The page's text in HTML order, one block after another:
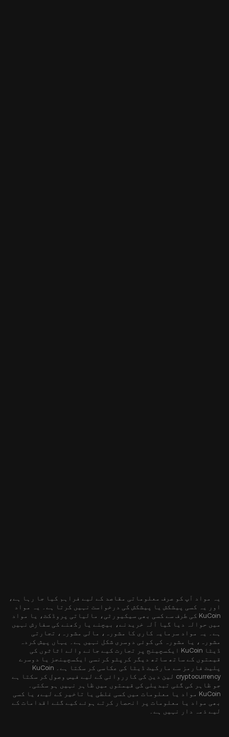
یہ مواد آپ کو صرف معلوماتی مقاصد کے لیے فراہم کیا جا رہا ہے،
اور یہ کسی پیشکش یا پیشکش کی درخواست نہیں کرتا ہے۔ یہ مواد
KuCoin کی طرف سے کسی بھی سیکیورٹی، مالیاتی پروڈکٹ، یا مواد
میں حوالہ دیا گیا آلہ خریدنے، بیچنے یا رکھنے کی سفارش نہیں
ہے۔ یہ مواد سرمایہ کاری کا مشورہ، مالی مشورہ، تجارتی
مشورہ، یا مشورہ کی کوئی دوسری شکل نہیں ہے۔ یہاں پیش کردہ
ڈیٹا KuCoin ایکسچینج پر تجارت کیے جانے والے اثاثوں کی
قیمتوں کے ساتھ ساتھ دیگر کرپٹو کرنسی ایکسچینجز یا دوسرے
پلیٹ فارمز سے مارکیٹ ڈیٹا کی عکاسی کر سکتا ہے۔ KuCoin
cryptocurrency لین دین کی کارروائی کے لیے فیس وصول کر سکتا ہے
جو ظاہر کی گئی تبدیلی کی قیمتوں میں ظاہر نہیں ہو سکتی۔
KuCoin مواد یا معلومات میں کسی غلطی یا تاخیر کے لیے، یا کسی
بھی مواد یا معلومات پر انحصار کرتے ہوئے کیے گئے اقدامات کے
لیے ذمہ دار نہیں ہے۔